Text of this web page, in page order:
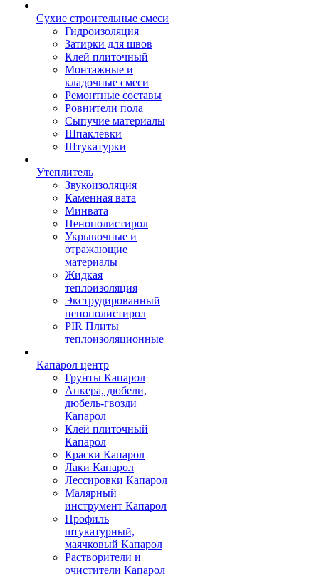
Сухие строительные смеси
Гидроизоляция
Затирки для швов
Клей плиточный
Монтажные и
кладочные смеси
Ремонтные составы
Ровнители пола
Сыпучие материалы
Шпаклевки
Штукатурки
Утеплитель
Звукоизоляция
Каменная вата
Минвата
Пенополистирол
Укрывочные и
отражающие
материалы
Жидкая
теплоизоляция
Экструдированный
пенополистирол
PIR Плиты
теплоизоляционные
Капарол центр
Грунты Капарол
Анкера, дюбели,
дюбель-гвозди
Капарол
Клей плиточный
Капарол
Краски Капарол
Лаки Капарол
Лессировки Капарол
Малярный
инструмент Капарол
Профиль
штукатурный,
маячковый Капарол
Растворители и
очистители Капарол